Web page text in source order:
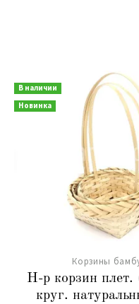
В наличии
Новинка
Корзины
Н-р корзин плет.
круг.